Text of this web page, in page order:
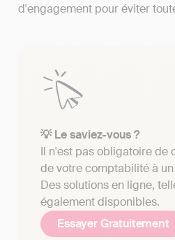
d'engagement pour éviter
💡 Le saviez-vous ?
Il n'est pas obligatoire de
de votre comptabilité à
Des solutions en ligne,
également disponibles.
Essayer Gratuitement